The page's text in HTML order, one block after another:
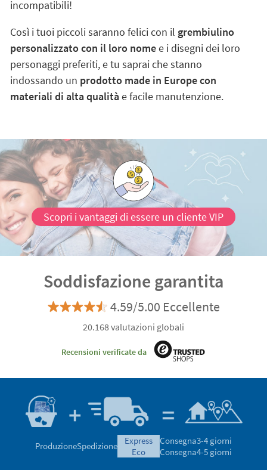
incompatibili!
Così i tuoi piccoli saranno felici con il grembiulino
personalizzato con il loro nomee i disegni dei loro
personaggi preferiti, e tu saprai che stanno
indossando un prodotto made in Europe con
materiali di alta qualitàe facile manutenzione.
Scopri i vantaggi di essere un cliente VIP
Soddisfazione garantita
4.59/5.00 Eccellente
20.168 valutazioni globali
Recensioni verificate da
ProduzioneSpedizione
express
eco
Consegna3-4 giorni
Consegna4-5 giorni